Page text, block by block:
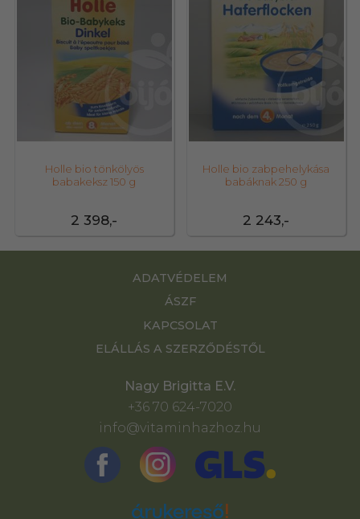
2 398,-
Holle bio tönkölyös
babakeksz 150 g
2 243,-
Holle bio zabpehelykása
babáknak 250 g
ADATVÉDELEM
ÁSZF
KAPCSOLAT
ELÁLLÁS A SZERZŐDÉSTŐL
Nagy Brigitta E.V.
+36 70 624-7020
info@vitaminhazhoz.hu